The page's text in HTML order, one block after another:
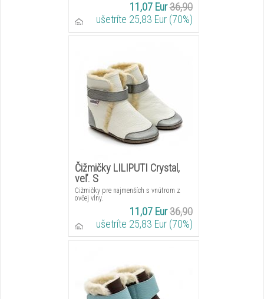
11,07 Eur36,90
ušetríte 25,83 Eur (70%)
Čižmičky LILIPUTI Crystal,
veľ. S
Čižmičky pre najmenších s vnútrom z
ovčej vlny.
11,07 Eur36,90
ušetríte 25,83 Eur (70%)